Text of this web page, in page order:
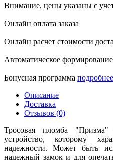
Внимание, цены указаны с
Онлайн оплата заказа
Онлайн расчет стоимости
Автоматическое
Бонусная программа подробнее
Описание
Доставка
Отзывов (0)
Тросовая пломба
устройство, которому
надежности. Может быть
надежный замок и для